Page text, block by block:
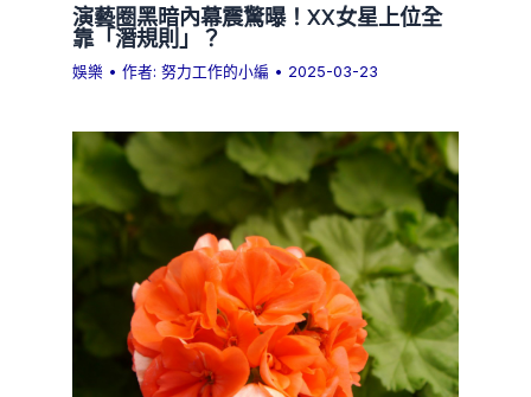
演藝圈黑暗內幕震驚曝！XX女星上位全
靠「潛規則」？
娛樂 • 作者:努力工作的小編 • 2025-03-23